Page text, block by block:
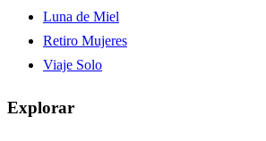
Luna de Miel
Retiro Mujeres
Viaje Solo
Explorar